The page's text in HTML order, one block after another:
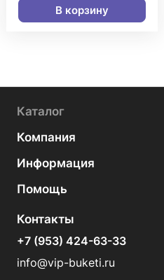
В корзину
Каталог
Компания
Информация
Помощь
Контакты
+7 (953) 424-63-33
info@vip-buketi.ru